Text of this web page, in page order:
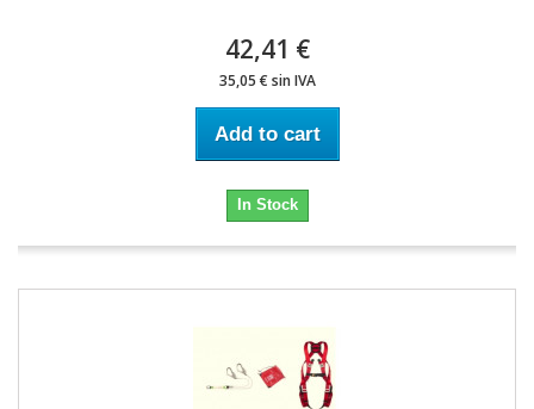
42,41 €
35,05 € sin IVA
Add to cart
In Stock